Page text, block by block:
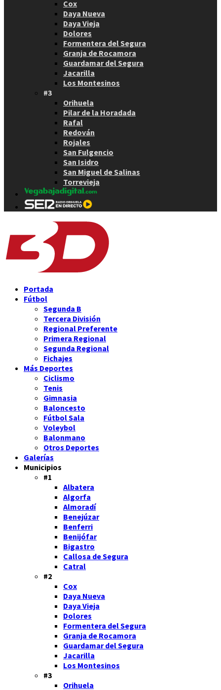
Cox
Daya Nueva
Daya Vieja
Dolores
Formentera del Segura
Granja de Rocamora
Guardamar del Segura
Jacarilla
Los Montesinos
#3
Orihuela
Pilar de la Horadada
Rafal
Redován
Rojales
San Fulgencio
San Isidro
San Miguel de Salinas
Torrevieja
Portada
Fútbol
Segunda B
Tercera División
Regional Preferente
Primera Regional
Segunda Regional
Fichajes
Más Deportes
Ciclismo
Tenis
Gimnasia
Baloncesto
Fútbol Sala
Voleybol
Balonmano
Otros Deportes
Galerías
Municipios
#1
Albatera
Algorfa
Almoradí
Benejúzar
Benferri
Benijófar
Bigastro
Callosa de Segura
Catral
#2
Cox
Daya Nueva
Daya Vieja
Dolores
Formentera del Segura
Granja de Rocamora
Guardamar del Segura
Jacarilla
Los Montesinos
#3
Orihuela